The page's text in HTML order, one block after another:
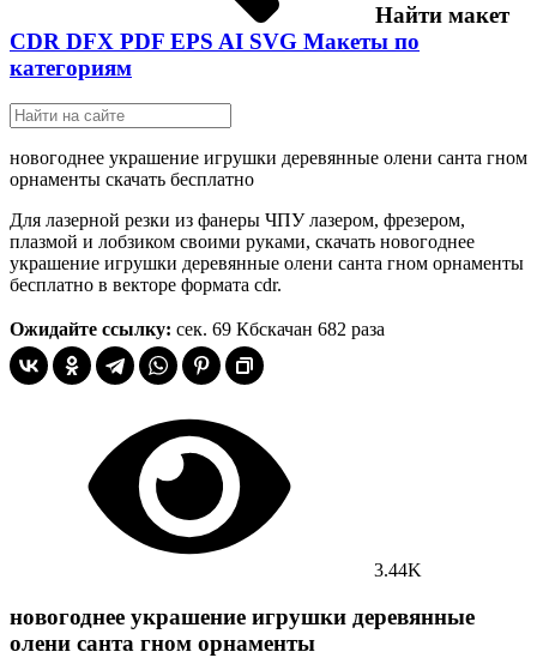
Найти макет
CDR DFX PDF EPS AI SVG Макеты по
категориям
новогоднее украшение игрушки деревянные олени санта гном
орнаменты скачать бесплатно
Для лазерной резки из фанеры ЧПУ лазером, фрезером,
плазмой и лобзиком своими руками, скачать новогоднее
украшение игрушки деревянные олени санта гном орнаменты
бесплатно в векторе формата cdr.
Ожидайте ссылку: сек. 69 Кбскачан 682 раза
3.44K
новогоднее украшение игрушки деревянные
олени санта гном орнаменты